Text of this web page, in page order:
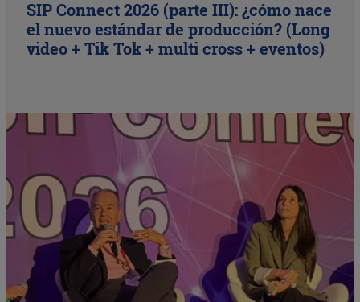
SIP Connect 2026 (parte III): ¿cómo nace
el nuevo estándar de producción? (Long
video + Tik Tok + multi cross + eventos)